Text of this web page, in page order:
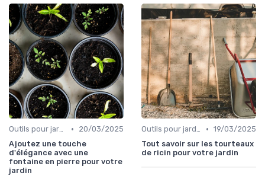
Outils pour jardinage urbain •
20/03/2025
Ajoutez une touche
d'élégance avec une
fontaine en pierre pour votre
jardin
Outils pour jardinage écologique • 19/03/2025
Tout savoir sur les tourteaux
de ricin pour votre jardin